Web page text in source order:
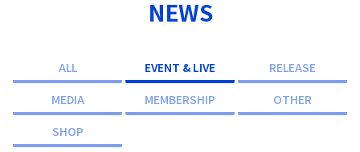
NEWS
ALL EVENT & LIVE
RELEASE
MEDIA
MEMBERSHIP
OTHER
SHOP